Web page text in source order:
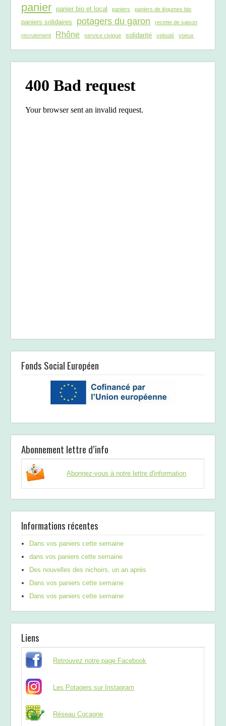
panier panier bio et local paniers paniers de légumes bio
paniers solidaires potagers du garon recette de saison
recrutement Rhône service civique solidarité velouté voeux
Fonds Social Européen
Abonnement lettre d’info
Abonnez-vous à notre lettre d'information
Informations récentes
Dans vos paniers cette semaine
dans vos paniers cette semaine
Des nouvelles des nichoirs, un an après
Dans vos paniers cette semaine
Dans vos paniers cette semaine
Liens
Retrouvez notre page Facebook
Les Potagers sur Instagram
Réseau Cocagne